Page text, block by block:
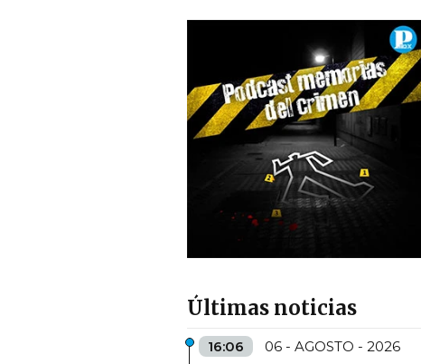
Últimas noticias
16:06 06 - AGOSTO - 2026